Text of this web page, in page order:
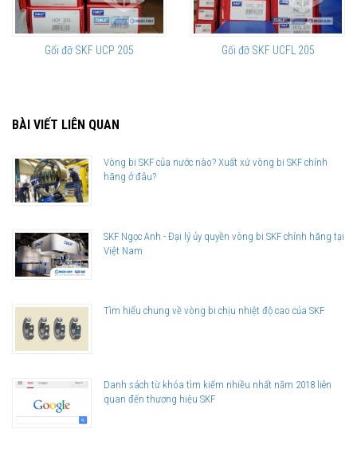
Gối đỡ SKF UCP 205 Gối đỡ SKF UCFL 205
BÀI VIẾT LIÊN QUAN
Vòng bi SKF của nước nào? Xuất xứ vòng bi SKF chính
hãng ở đâu?
SKF Ngọc Anh - Đại lý ủy quyền vòng bi SKF chính hãng tại
Việt Nam
Tìm hiểu chung về vòng bi chịu nhiệt độ cao của SKF
Danh sách từ khóa tìm kiếm nhiều nhất năm 2018 liên
quan đến thương hiệu SKF